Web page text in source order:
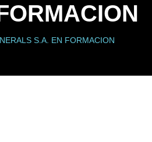
S.A. EN FORMACION